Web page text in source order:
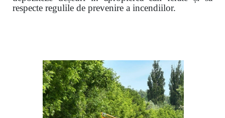
respecte regulile de prevenire a incendiilor.